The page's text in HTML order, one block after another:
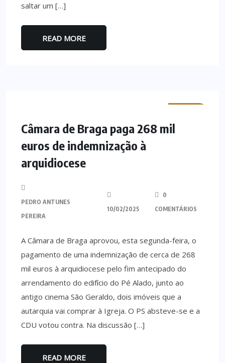
saltar um […]
READ MORE
Câmara de Braga paga 268 mil
euros de indemnização à
arquidiocese
PEDRO ANTUNES
PEREIRA
10/02/2025
0
COMENTÁRIOS
A Câmara de Braga aprovou, esta segunda-feira, o
pagamento de uma indemnização de cerca de 268
mil euros à arquidiocese pelo fim antecipado do
arrendamento do edifício do Pé Alado, junto ao
antigo cinema São Geraldo, dois imóveis que a
autarquia vai comprar à Igreja. O PS absteve-se e a
CDU votou contra. Na discussão […]
READ MORE